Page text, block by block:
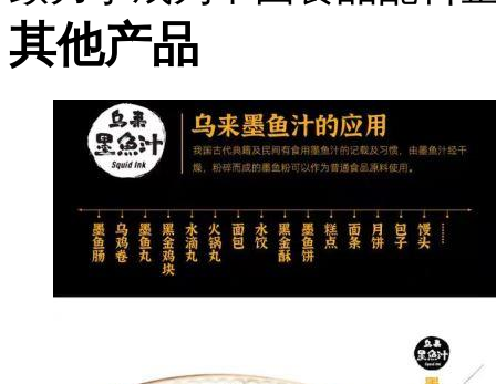
我司主营产品：
1. ”水多宝“专业保水产
业，针对餐饮产品和工业
保水产品配套，
以满足不同渠道客户对产
2.”护色先锋”专注于解决
其他产品